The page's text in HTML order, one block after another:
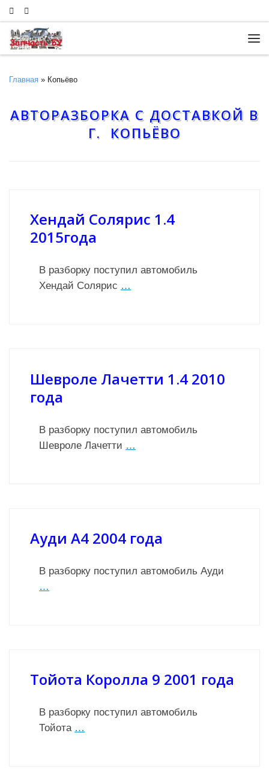
Skip to content
Главная » Копьёво
АВТОРАЗБОРКА С ДОСТАВКОЙ В
Г. КОПЬЁВО
Хендай Солярис 1.4
2015года
В разборку поступил автомобиль
Хендай Солярис …
Шевроле Лачетти 1.4 2010
года
В разборку поступил автомобиль
Шевроле Лачетти …
Ауди А4 2004 года
В разборку поступил автомобиль Ауди
…
Тойота Королла 9 2001 года
В разборку поступил автомобиль
Тойота …